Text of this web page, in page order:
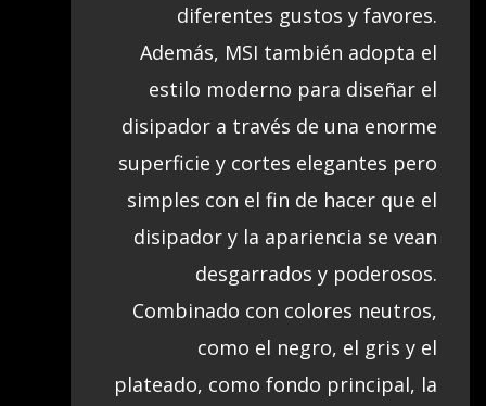
diferentes gustos y favores.
Además, MSI también adopta el
estilo moderno para diseñar el
disipador a través de una enorme
superficie y cortes elegantes pero
simples con el fin de hacer que el
disipador y la apariencia se vean
desgarrados y poderosos.
Combinado con colores neutros,
como el negro, el gris y el
plateado, como fondo principal, la